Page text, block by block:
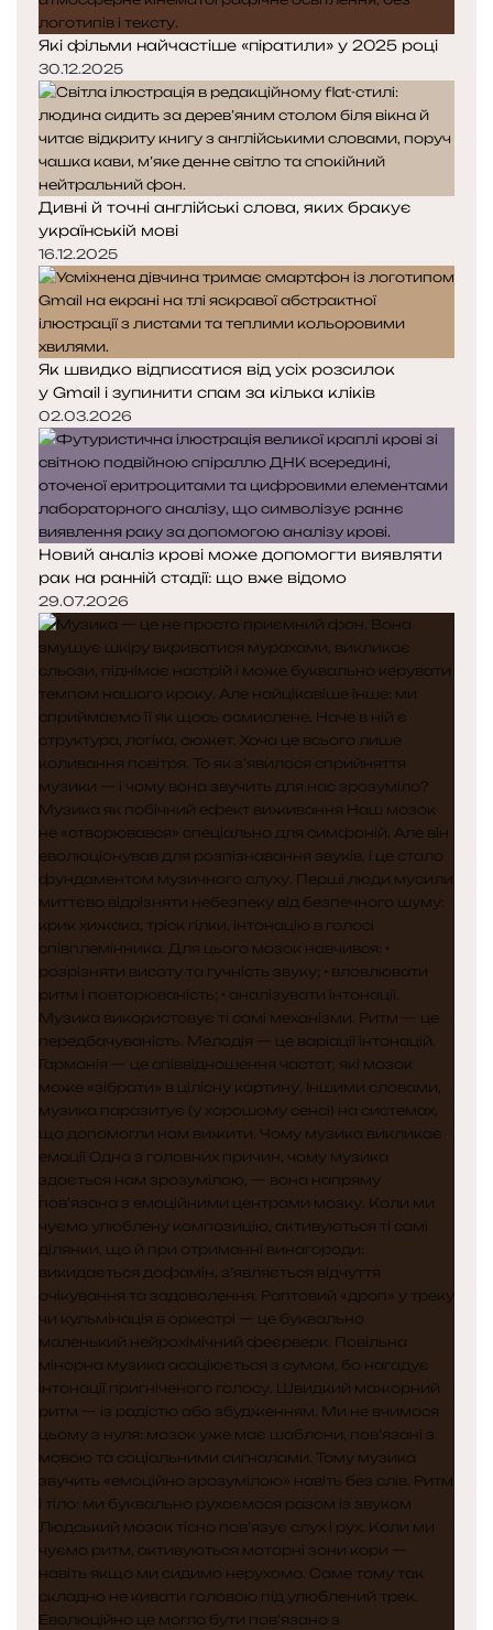
Які фільми найчастіше «піратили» у 2025 році
30.12.2025
Дивні й точні англійські слова, яких бракує
українській мові
16.12.2025
Як швидко відписатися від усіх розсилок
у Gmail і зупинити спам за кілька кліків
02.03.2026
Новий аналіз крові може допомогти виявляти
рак на ранній стадії: що вже відомо
29.07.2026